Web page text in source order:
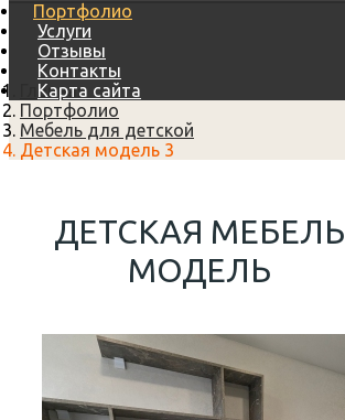
Портфолио
Услуги
Отзывы
Контакты
Карта сайта
Главная
Портфолио
Мебель для детской
Детская модель 3
ДЕТСКАЯ МЕБЕЛЬ
МОДЕЛЬ